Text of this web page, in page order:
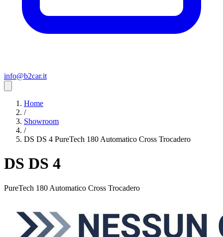
info@b2car.it
Home
/
Showroom
/
DS DS 4 PureTech 180 Automatico Cross Trocadero
DS DS 4
PureTech 180 Automatico Cross Trocadero